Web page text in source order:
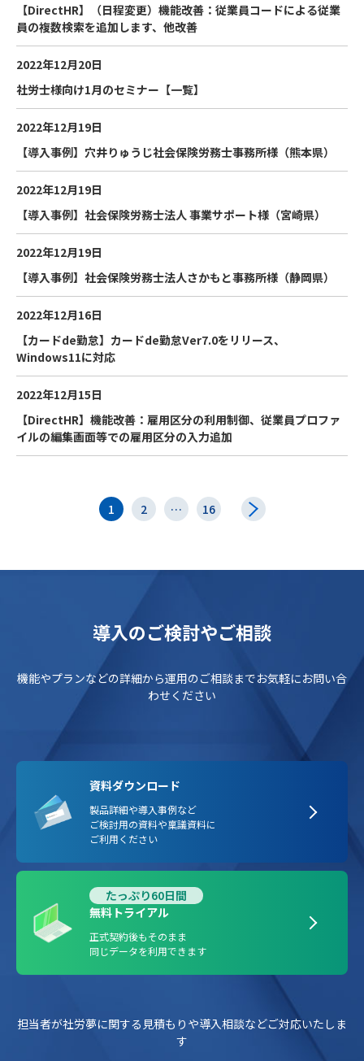
【DirectHR】（日程変更）機能改善：従業員コードによる従業
員の複数検索を追加します、他改善
2022年12月20日
社労士様向け1月のセミナー【一覧】
2022年12月19日
【導入事例】穴井りゅうじ社会保険労務士事務所様（熊本県）
2022年12月19日
【導入事例】社会保険労務士法人 事業サポート様（宮崎県）
2022年12月19日
【導入事例】社会保険労務士法人さかもと事務所様（静岡県）
2022年12月16日
【カードde勤怠】カードde勤怠Ver7.0をリリース、
Windows11に対応
2022年12月15日
【DirectHR】機能改善：雇用区分の利用制御、従業員プロファ
イルの編集画面等での雇用区分の入力追加
1 2 … 16
導入のご検討やご相談
機能やプランなどの詳細から運用のご相談までお気軽にお問い合
わせください
資料ダウンロード
製品詳細や導入事例など
ご検討用の資料や稟議資料に
ご利用ください
たっぷり60日間
無料トライアル
正式契約後もそのまま
同じデータを利用できます
担当者が社労夢に関する見積もりや導入相談などご対応いたしま
す